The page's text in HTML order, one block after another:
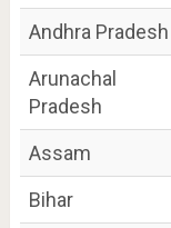
Andhra Pradesh
Arunachal
Pradesh
Assam
Bihar